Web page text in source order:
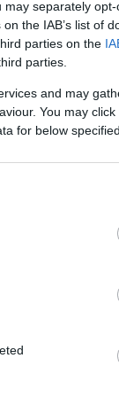
may separately
the IAB’s list of
parties on the
parties.
and may
You may
for below
diadallal.
27.
a
a